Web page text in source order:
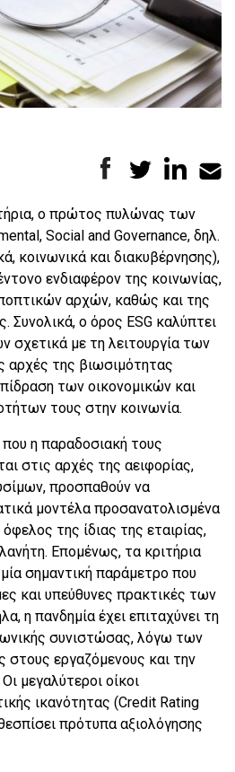
o πρώτος πυλώνας των
Social and Governance, δηλ.
κοινωνικά και διακυβέρνησης),
ενδιαφέρον της κοινωνίας,
αρχών, καθώς και της
Συνολικά, ο όρος ESG καλύπτει
σχετικά με τη λειτουργία των
αρχές της βιωσιμότητας
των οικονομικών και
τους στην κοινωνία.
που η παραδοσιακή τους
στις αρχές της αειφορίας,
προσπαθούν να
μοντέλα προσανατολισμένα
της ίδιας της εταιρίας,
Επομένως, τα κριτήρια
μία σημαντική παράμετρο που
και υπεύθυνες πρακτικές των
η πανδημία έχει επιταχύνει τη
συνιστώσας, λόγω των
εργαζόμενους και την
μεγαλύτεροι οίκοι
ικανότητας (Credit Rating
πρότυπα αξιολόγησης